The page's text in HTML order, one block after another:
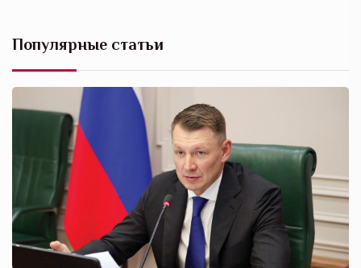
Популярные статьи